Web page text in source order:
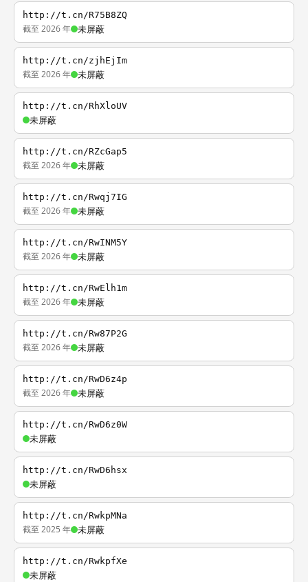
http://t.cn/R75B8ZQ
截至 2026 年 未屏蔽
http://t.cn/zjhEjIm
截至 2026 年 未屏蔽
http://t.cn/RhXloUV
未屏蔽
http://t.cn/RZcGap5
截至 2026 年 未屏蔽
http://t.cn/Rwqj7IG
截至 2026 年 未屏蔽
http://t.cn/RwINM5Y
截至 2026 年 未屏蔽
http://t.cn/RwElh1m
截至 2026 年 未屏蔽
http://t.cn/Rw87P2G
截至 2026 年 未屏蔽
http://t.cn/RwD6z4p
截至 2026 年 未屏蔽
http://t.cn/RwD6z0W
未屏蔽
http://t.cn/RwD6hsx
未屏蔽
http://t.cn/RwkpMNa
截至 2025 年 未屏蔽
http://t.cn/RwkpfXe
未屏蔽